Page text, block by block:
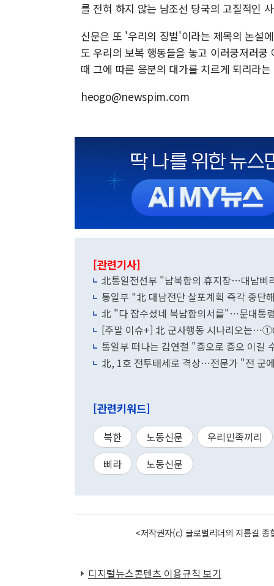
를 전혀 하지 않는 남조선 당국의 고질적인
신문은 또 '우리의 징벌'이라는 제목의 논설
도 우리의 보복 행동들을 놓고 이러쿵저러
때 그에 따른 응분의 대가를 치르게 되리라
heogo@newspim.com
[관련기사]
北통일전선부 "남북합의 휴지장…대남삐
통일부 "北 대남전단 살포계획 즉각 중단
北 "다 잡수셨네 북남합의서를"…문대통
[주말 이슈+] 北 군사행동 시나리오는
통일부 떠나는 김연철 "증오로 증오 이길
北, 1호 전투태세로 격상…전문가 "전 군
[관련키워드]
북한 노동신문
우리민족끼리
삐라
노동신문
<저작권자(c) 글로벌리더의 지름길
디지털뉴스콘텐츠 이용규칙 보기